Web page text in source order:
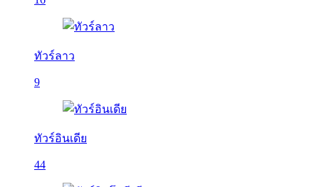
ทัวร์ลาว
9
ทัวร์อินเดีย
44